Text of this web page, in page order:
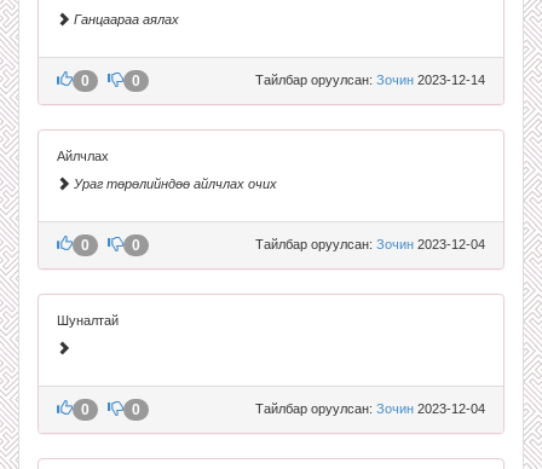
Ганцаараа аялах
Тайлбар оруулсан: Зочин 2023-12-14
0 0
Айлчлах
Ураг төрөлийндөө айлчлах очих
Тайлбар оруулсан: Зочин 2023-12-04
0 0
Шуналтай
Тайлбар оруулсан: Зочин 2023-12-04
0 0